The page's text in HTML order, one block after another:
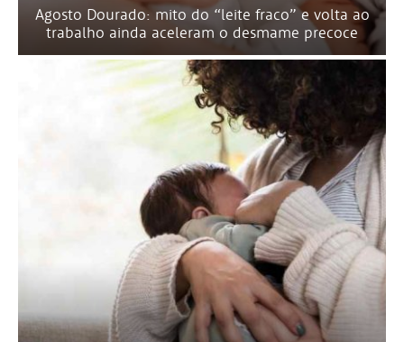
Agosto Dourado: mito do “leite fraco” e volta ao
trabalho ainda aceleram o desmame precoce